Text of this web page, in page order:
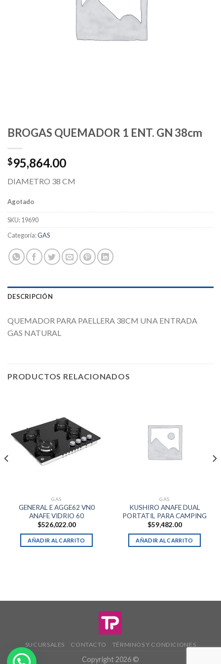
BROGAS QUEMADOR 1 ENT. GN 38cm
$95,864.00
DIAMETRO 38 CM
Agotado
SKU:19690
Categoría:GAS
DESCRIPCIÓN
QUEMADOR PARA PAELLERA 38CM UNA ENTRADA
GAS NATURAL
PRODUCTOS RELACIONADOS
GAS
GENERAL E AGGE62 VN0
ANAFE VIDRIO 60
$526,022.00
AÑADIR AL CARRITO
GAS
KUSHIRO ANAFE DUAL
PORTATIL PARA CAMPING
$59,482.00
AÑADIR AL CARRITO
SUCURSALES CONTACTO TÉRMINOS Y CONDICIONES
Copyright 2026 ©